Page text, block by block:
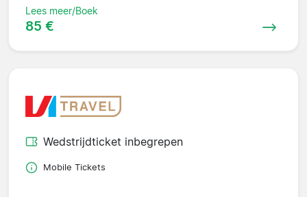
Lees meer/Boek
85 €
Wedstrijdticket inbegrepen
Mobile Tickets